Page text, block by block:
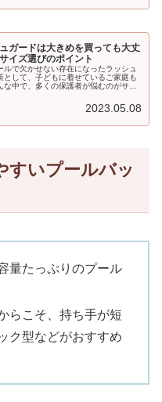
ガードは大きめを買っても大丈
イズ選びのポイント
ルで欠かせない存在になったラッシュ
として、子どもに着せているご家庭も
な中で、多くの保護者が悩むのがサイ
2023.05.08
すいプールバッ
量たっぷりのプール
らこそ、持ち手が短
ク型などがおすすめ